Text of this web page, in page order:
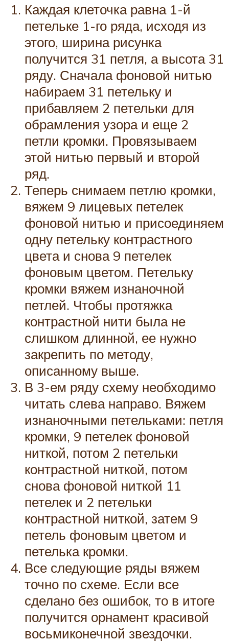
Каждая клеточка равна 1-й
петельке 1-го ряда, исходя из
этого, ширина рисунка
получится 31 петля, а высота 31
ряду. Сначала фоновой нитью
набираем 31 петельку и
прибавляем 2 петельки для
обрамления узора и еще 2
петли кромки. Провязываем
этой нитью первый и второй
ряд.
Теперь снимаем петлю кромки,
вяжем 9 лицевых петелек
фоновой нитью и присоединяем
одну петельку контрастного
цвета и снова 9 петелек
фоновым цветом. Петельку
кромки вяжем изнаночной
петлей. Чтобы протяжка
контрастной нити была не
слишком длинной, ее нужно
закрепить по методу,
описанному выше.
В 3-ем ряду схему необходимо
читать слева направо. Вяжем
изнаночными петельками: петля
кромки, 9 петелек фоновой
ниткой, потом 2 петельки
контрастной ниткой, потом
снова фоновой ниткой 11
петелек и 2 петельки
контрастной ниткой, затем 9
петель фоновым цветом и
петелька кромки.
Все следующие ряды вяжем
точно по схеме. Если все
сделано без ошибок, то в итоге
получится орнамент красивой
восьмиконечной звездочки.